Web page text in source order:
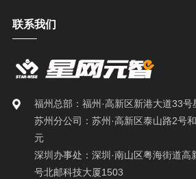
联系我们
福州总部：福州·高新区新港大道33
苏州分公司：苏州·高新区泰山路2号
元
深圳办事处：深圳·南山区粤海街道高
号北邮科技大厦1503